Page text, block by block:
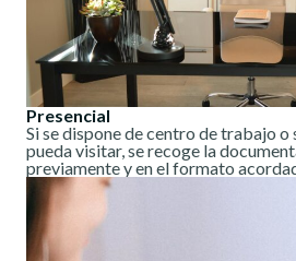
Presencial
Si se dispone de centro de trabajo o
pueda visitar, se recoge la
previamente y en el formato